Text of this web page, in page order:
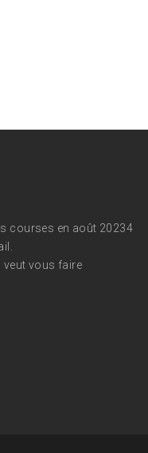
courses en août 20234
veut vous faire